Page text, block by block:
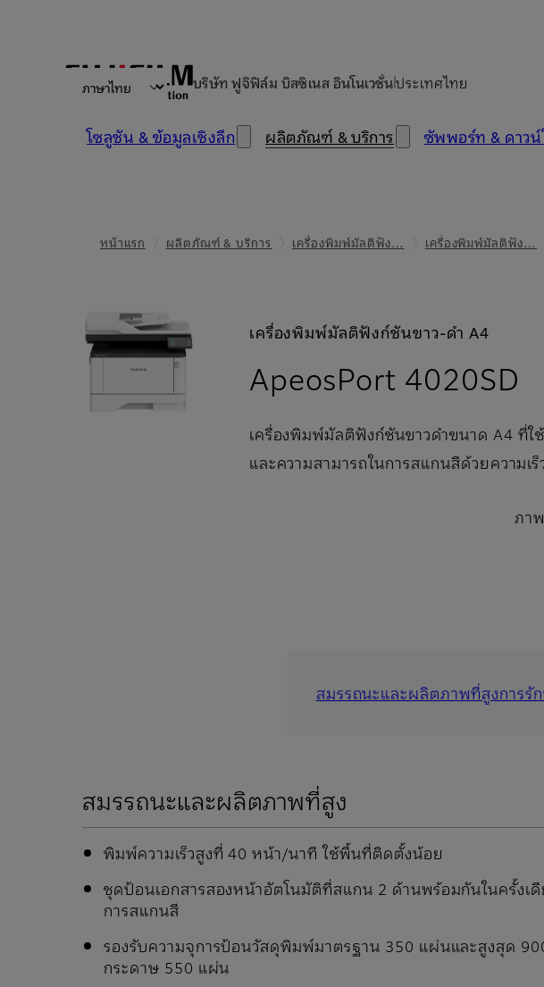
บริษัท ฟูจิฟิล์ม บิสซิเนส อินโนเวชั่นประเทศไทย
โซลูชัน & ข้อมูลเชิงลึก ผลิตภัณฑ์ & บริการ ซัพพอร์ท & ดาว
หน้าแรก ผลิตภัณฑ์ & บริการ เครื่องพิมพ์มัลติฟัง… เครื่องพิมพ์มัลติฟัง…
เครื่องพิมพ์มัลติฟังก์ชันขาว-ดำ A4
ApeosPort 4020SD
เครื่องพิมพ์มัลติฟังก์ชันขาวดำขนาด A4 ที่
และความสามารถในการสแกนสีด้วยความเ
ภา
สมรรถนะและผลิตภาพที่สูงการรั
สมรรถนะและผลิตภาพที่สูง
พิมพ์ความเร็วสูงที่ 40 หน้า/นาที ใช้พื้นที่ติดตั้งน้อย
ชุดป้อนเอกสารสองหน้าอัตโนมัติที่สแกน 2 ด้านพร้อมกันในครั้งเ
การสแกนสี
รองรับความจุการป้อนวัสดุพิมพ์มาตรฐาน 350 แผ่นและสูงสุด
กระดาษ 550 แผ่น